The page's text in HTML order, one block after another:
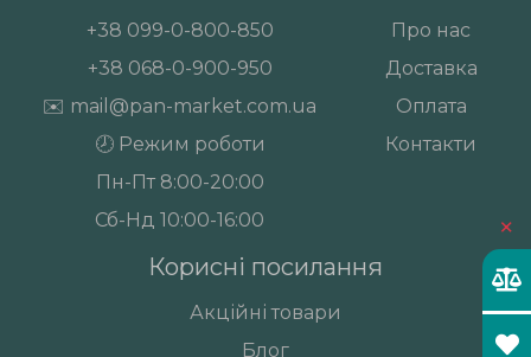
×
+38 099-0-800-850
+38 068-0-900-950
✉️ mail@pan-market.com.ua
🕗 Режим роботи
Пн-Пт 8:00-20:00
Сб-Нд 10:00-16:00
Про нас
Доставка
Оплата
Контакти
Корисні посилання
Акційні товари
Блог